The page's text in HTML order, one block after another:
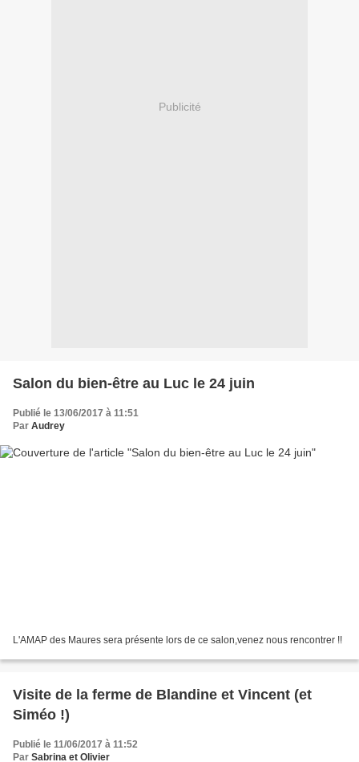
Publicité
Salon du bien-être au Luc le 24 juin
Publié le 13/06/2017 à 11:51
Par Audrey
L'AMAP des Maures sera présente lors de ce salon,venez nous rencontrer !!
Visite de la ferme de Blandine et Vincent (et
Siméo !)
Publié le 11/06/2017 à 11:52
Par Sabrina et Olivier